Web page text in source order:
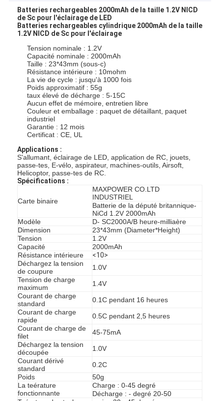
Batteries rechargeables 2000mAh de la taille 1.2V NICD
de Sc pour l'éclairage de LED
Batteries rechargeables cylindrique 2000mAh de la taille
1.2V NICD de Sc pour l'éclairage
Tension nominale : 1.2V
Capacité nominale : 2000mAh
Taille : 23*43mm (sous-c)
Résistance intérieure : 10mohm
La vie de cycle : jusqu'à 1000 fois
Poids approximatif : 55g
taux élevé de décharge : 5-15C
Aucun effet de mémoire, entretien libre
Couleur et emballage : paquet de détaillant, paquet
industriel
Garantie : 12 mois
Certificat : CE, UL
Applications :
S'allumant, éclairage de LED, application de RC, jouets,
passe-tes, E-vélo, aspirateur, machines-outils, Airsoft,
Helicoptor, passe-tes de RC.
Spécifications :
Carte binaire
MAXPOWER CO.LTD
INDUSTRIEL
Batterie de la député britannique-
NiCd 1.2V 2000mAh
Modèle
D- SC2000A/B heure-milliaère
Dimension
23*43mm (Diameter*Height)
Tension
1.2V
Capacité
2000mAh
Résistance intérieure
<10>
Déchargez la tension
de coupure
1.0V
Tension de charge
maximum
1.4V
Courant de charge
standard
0.1C pendant 16 heures
Courant de charge
rapide
0.5C pendant 2,5 heures
Courant de charge de
filet
45-75mA
Déchargez la tension
découpée
1.0V
Courant dérivé
standard
0.2C
Poids
50g
La teérature
fonctionnante
Charge : 0-45 degré
Décharge : - degré 20-50